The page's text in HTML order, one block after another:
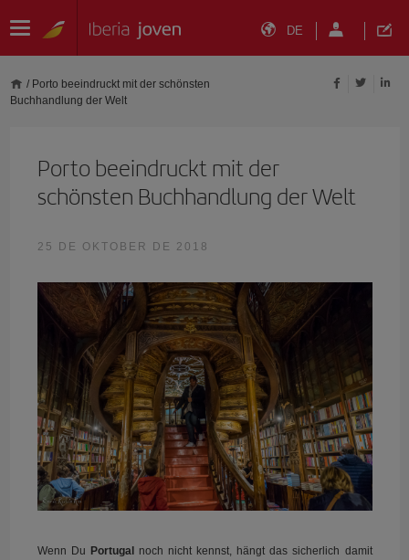
DE
/ Porto beeindruckt mit der schönsten
Buchhandlung der Welt
Porto beeindruckt mit der
schönsten Buchhandlung der Welt
25 DE OKTOBER DE 2018
Wenn Du Portugal
noch nicht kennst, hängt das sicherlich damit